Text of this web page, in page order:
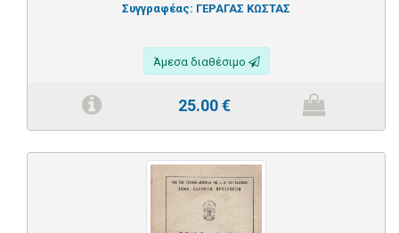
Συγγραφέας: ΓΕΡΑΓΑΣ ΚΩΣΤΑΣ
Άμεσα διαθέσιμο
25.00€